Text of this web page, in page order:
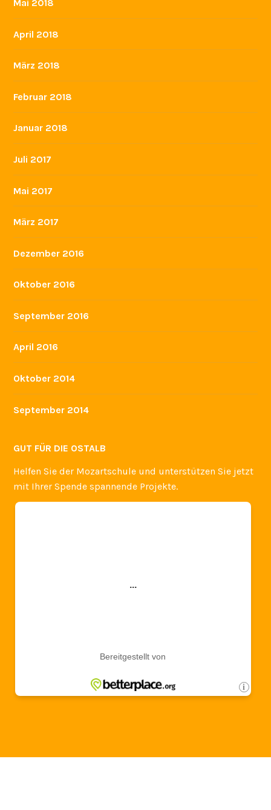
Mai 2018
April 2018
März 2018
Februar 2018
Januar 2018
Juli 2017
Mai 2017
März 2017
Dezember 2016
Oktober 2016
September 2016
April 2016
Oktober 2014
September 2014
GUT FÜR DIE OSTALB
Helfen Sie der Mozartschule und unterstützen Sie jetzt
mit Ihrer Spende spannende Projekte.